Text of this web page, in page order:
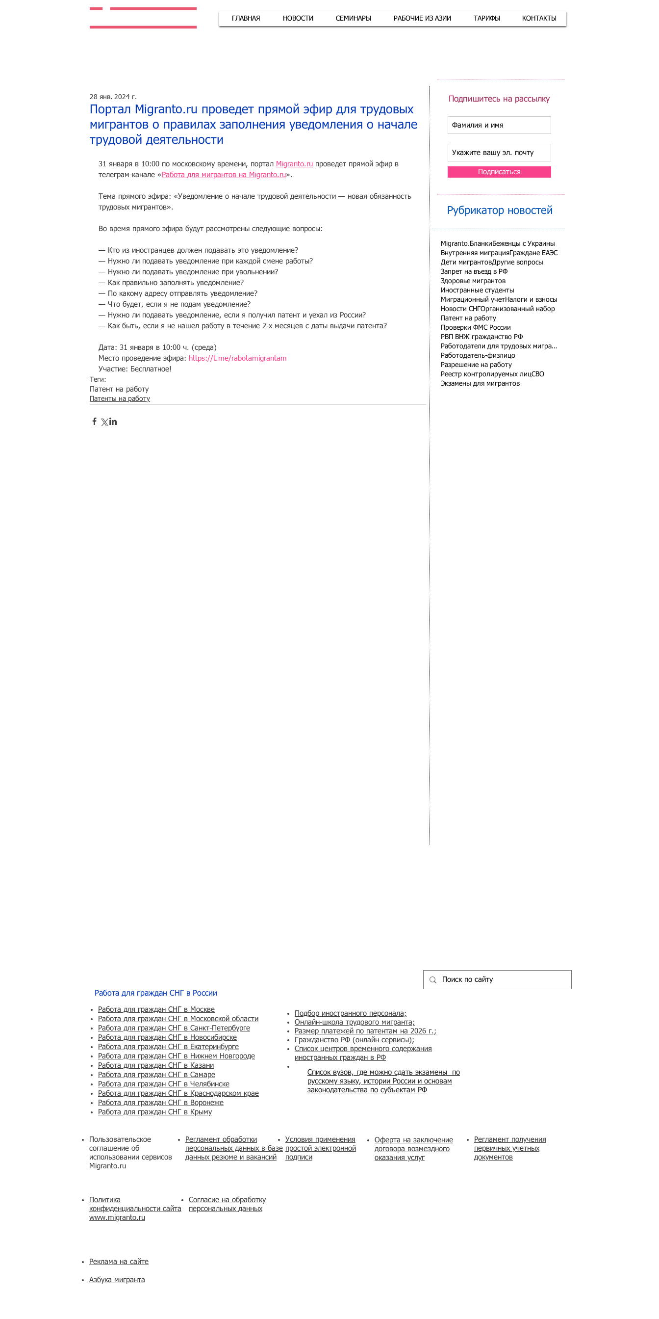
ГЛАВНАЯ НОВОСТИ СЕМИНАРЫ РАБОЧИЕ ИЗ АЗИИ ТАРИФЫ КОНТАКТЫ
Портал Migranto.ru проведет прямой эфир для трудовых
мигрантов о правилах заполнения уведомления о начале
трудовой деятельности
28 янв. 2024 г.
31 января в 10:00 по московскому времени, портал Migranto.ru проведет прямой эфир в
телеграм-канале « Работа для мигрантов на Migranto.ru».
Тема прямого эфира: «Уведомление о начале трудовой деятельности — новая обязанность
трудовых мигрантов».
Во время прямого эфира будут рассмотрены следующие вопросы:
— Кто из иностранцев должен подавать это уведомление?
— Нужно ли подавать уведомление при каждой смене работы?
— Нужно ли подавать уведомление при увольнении?
— Как правильно заполнять уведомление?
— По какому адресу отправлять уведомление?
— Что будет, если я не подам уведомление?
— Нужно ли подавать уведомление, если я получил патент и уехал из России?
— Как быть, если я не нашел работу в течение 2-х месяцев с даты выдачи патента?
Дата: 31 января в 10:00 ч. (среда)
Место проведение эфира: https://t.me/rabotamigrantam
Участие: Бесплатное!
Теги:
Патент на работу
Патенты на работу
Подпишитесь на рассылку
Подписаться
Рубрикатор новостей
Migranto.Бланки Беженцы с Украины
Внутренняя миграция Граждане ЕАЭС
Дети мигрантовДругие вопросы
Запрет на въезд в РФ
Здоровье мигрантов
Иностранные студенты
Миграционный учетНалоги и взносы
Новости СНГ Организованный набор
Патент на работу
Проверки ФМС России
РВП ВНЖ гражданство РФ
Работодатели для трудовых мигрантов
Работодатель-физлицо
Разрешение на работу
Реестр контролируемых лицСВО
Экзамены для мигрантов
Работа для граждан СНГ в России
Работа для граждан СНГ в Москве
Работа для граждан СНГ в Московской области
Работа для граждан СНГ в Санкт-Петербурге
Работа для граждан СНГ в Новосибирске
Работа для граждан СНГ в Екатеринбурге
Работа для граждан СНГ в Нижнем Новгороде
Работа для граждан СНГ в Казани
Работа для граждан СНГ в Самаре
Работа для граждан СНГ в Челябинске
Работа для граждан СНГ в Краснодарском крае
Работа для граждан СНГ в Воронеже
Работа для граждан СНГ в Крыму
Пользовательское
соглашение об
использовании сервисов
Migranto.ru
Регламент обработки
персональных данных в базе
данных резюме и вакансий
Политика
конфиденциальности сайта
www.migranto.ru
Согласие на обработку
персональных данных
Реклама на сайте
Азбука мигранта
Список вузов, где можно сдать экзамены по
русскому языку, истории России и основам
законодательства по субъектам РФ
Подбор иностранного персонала;
Онлайн-школа трудового мигранта;
Размер платежей по патентам на 2026 г.;
Гражданство РФ (онлайн-сервисы);
Список центров временного содержания
иностранных граждан в РФ
Условия применения
простой электронной
подписи
​Оферта на заключение
договора возмездного
оказания услуг
Регламент получения
первичных учетных
документов